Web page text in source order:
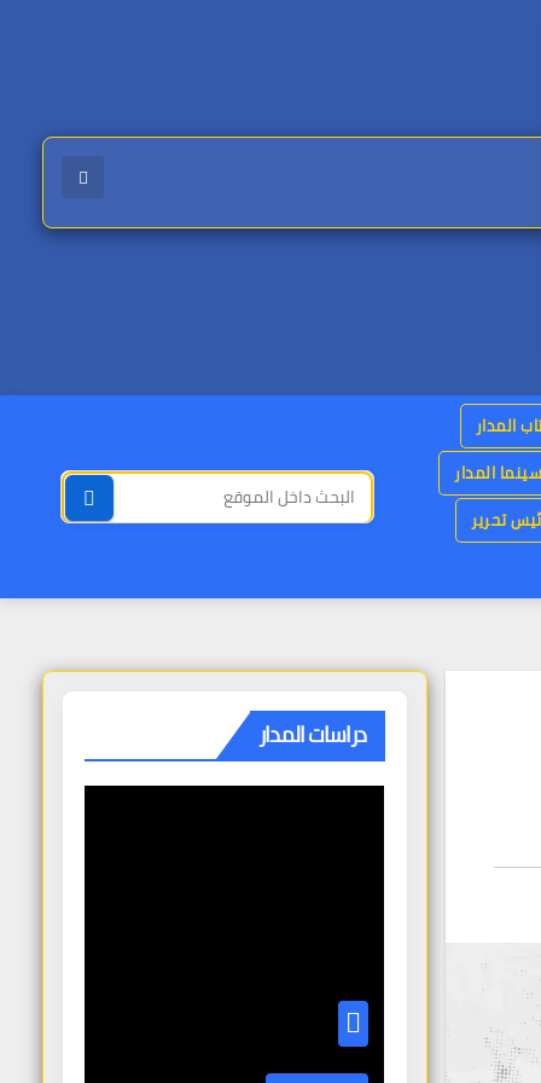
المدار
سينما المدار
تحرير
دراسات المدار